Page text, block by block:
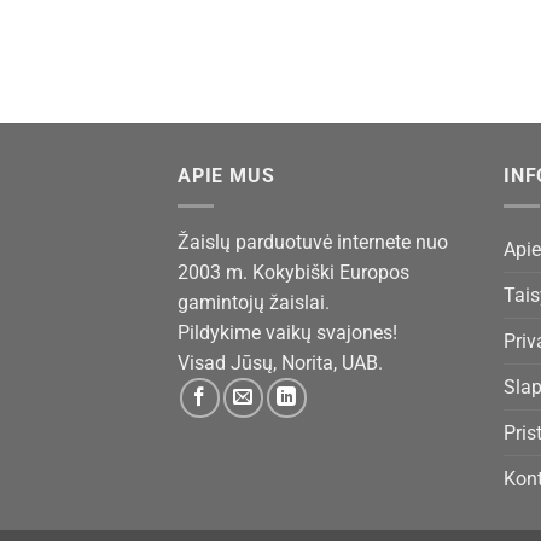
APIE MUS
Žaislų parduotuvė internete nuo
2003 m. Kokybiški Europos
gamintojų žaislai.
Pildykime vaikų svajones!
Visad Jūsų, Norita, UAB.